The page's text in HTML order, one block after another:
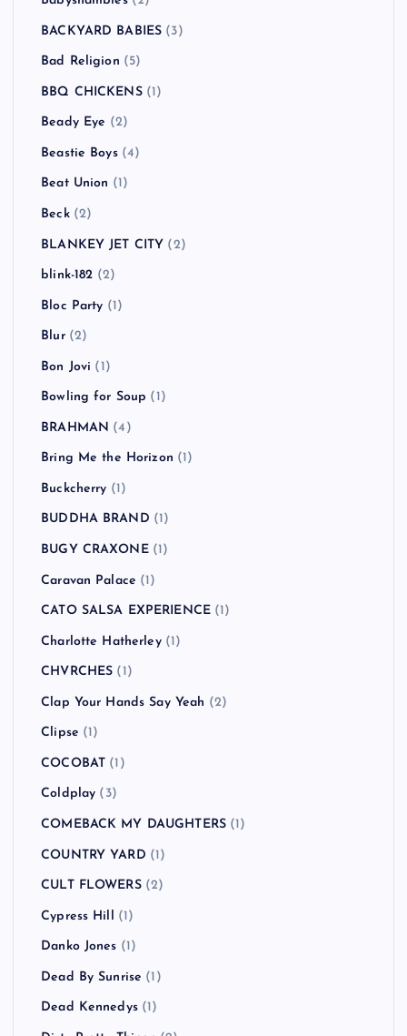
BACKYARD BABIES (3)
Bad Religion (5)
BBQ CHICKENS(1)
Beady Eye (2)
Beastie Boys(4)
Beat Union (1)
Beck(2)
BLANKEY JET CITY (2)
blink-182 (2)
Bloc Party (1)
Blur(2)
Bon Jovi (1)
Bowling for Soup (1)
BRAHMAN (4)
Bring Me the Horizon (1)
Buckcherry (1)
BUDDHA BRAND (1)
BUGY CRAXONE(1)
Caravan Palace (1)
CATO SALSA EXPERIENCE (1)
Charlotte Hatherley(1)
CHVRCHES (1)
Clap Your Hands Say Yeah (2)
Clipse (1)
COCOBAT (1)
Coldplay (3)
COMEBACK MY DAUGHTERS (1)
COUNTRY YARD (1)
CULT FLOWERS(2)
Cypress Hill (1)
Danko Jones (1)
Dead By Sunrise (1)
Dead Kennedys(1)